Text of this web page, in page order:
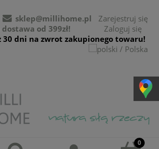
sklep@millihome.pl
od 399zł!
30 dni na zwrot zakupionego towaru!
Zarejestruj się
Zaloguj się